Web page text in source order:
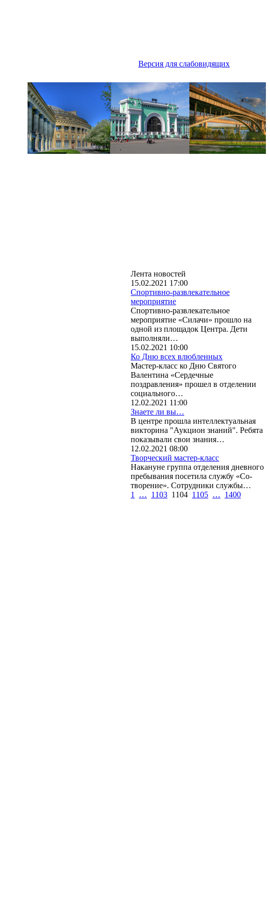
Версия для слабовидящих
Лента новостей
15.02.2021 17:00
Спортивно-развлекательное
мероприятие
Спортивно-развлекательное
мероприятие «Силачи» прошло на
одной из площадок Центра. Дети
выполняли…
15.02.2021 10:00
Ко Дню всех влюбленных
Мастер-класс ко Дню Святого
Валентина «Сердечные
поздравления» прошел в отделении
социального…
12.02.2021 11:00
Знаете ли вы…
В центре прошла интеллектуальная
викторина "Аукцион знаний". Ребята
показывали свои знания…
12.02.2021 08:00
Творческий мастер-класс
Накануне группа отделения дневного
пребывания посетила службу «Со-
творение». Сотрудники службы…
1
… 1103 1104 1105 … 1400